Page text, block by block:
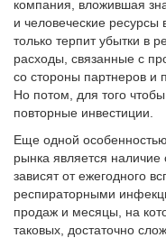
компания, вложившая
и человеческие
только терпит убытки в
расходы, связанные с
со стороны партнеров и
Но потом, для того
повторные инвестиции.
Еще одной
рынка является
зависят от ежегодного
респираторными
продаж и месяцы, на
таковых, достаточно